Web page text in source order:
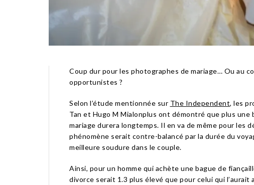
Coup dur pour les photographes de mariage… Ou au
opportunistes ?
Selon l’étude mentionnée sur The Independent, les
Tan et Hugo M Mialonplus ont démontré que plus
mariage durera longtemps. Il en va de même pour les
phénomène serait contre-balancé par la durée du
meilleure soudure dans le couple.
Ainsi, pour un homme qui achète une bague de
divorce serait 1.3 plus élevé que pour celui qui